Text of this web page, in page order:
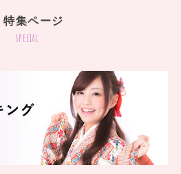
特集ページ
special